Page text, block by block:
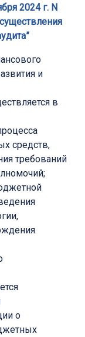
2024 г. N
и
в
средств,
требований
о